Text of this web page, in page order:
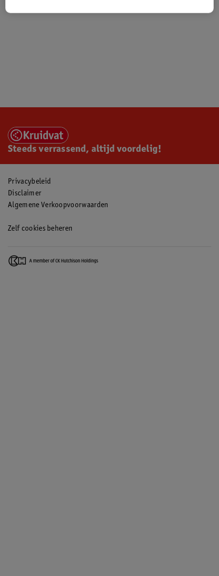
Steeds verrassend, altijd voordelig!
Privacybeleid
Disclaimer
Algemene Verkoopvoorwaarden
Zelf cookies beheren